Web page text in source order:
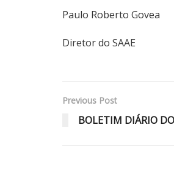
Paulo Roberto
Diretor do
Previous Post
BOLETIM DIÁRIO